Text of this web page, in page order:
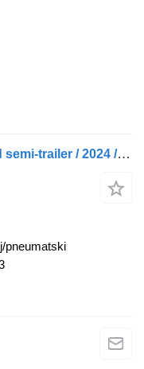
Mega ALIM DORSE ALM3 low bed semi-trailer / 2024 / Extendable / widen
pneumatski